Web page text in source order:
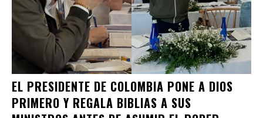
EL PRESIDENTE DE COLOMBIA PONE A DIOS
PRIMERO Y REGALA BIBLIAS A SUS